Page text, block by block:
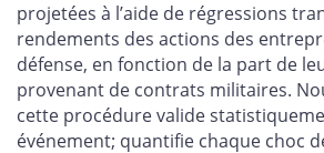
projetées à l’aide de régressions
rendements des actions des
défense, en fonction de la part de
provenant de contrats militaires.
cette procédure valide
événement; quantifie chaque choc